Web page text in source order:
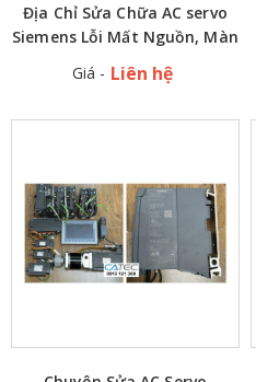
Địa Chỉ Sửa Chữa AC servo
Siemens Lỗi Mất Nguồn, Màn
hành, Lắp Đặt Tại Nhà Máy
Giá - Liên hệ